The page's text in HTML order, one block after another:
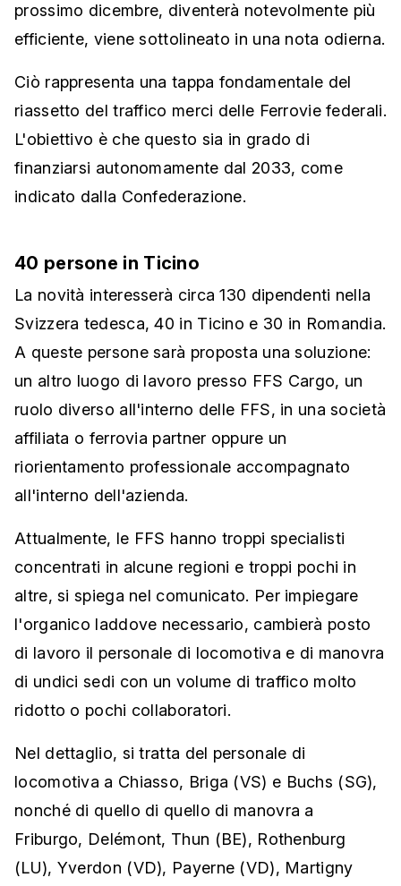
prossimo dicembre, diventerà notevolmente più
efficiente, viene sottolineato in una nota odierna.
Ciò rappresenta una tappa fondamentale del
riassetto del traffico merci delle Ferrovie federali.
L'obiettivo è che questo sia in grado di
finanziarsi autonomamente dal 2033, come
indicato dalla Confederazione.
40 persone in Ticino
La novità interesserà circa 130 dipendenti nella
Svizzera tedesca, 40 in Ticino e 30 in Romandia.
A queste persone sarà proposta una soluzione:
un altro luogo di lavoro presso FFS Cargo, un
ruolo diverso all'interno delle FFS, in una società
affiliata o ferrovia partner oppure un
riorientamento professionale accompagnato
all'interno dell'azienda.
Attualmente, le FFS hanno troppi specialisti
concentrati in alcune regioni e troppi pochi in
altre, si spiega nel comunicato. Per impiegare
l'organico laddove necessario, cambierà posto
di lavoro il personale di locomotiva e di manovra
di undici sedi con un volume di traffico molto
ridotto o pochi collaboratori.
Nel dettaglio, si tratta del personale di
locomotiva a Chiasso, Briga (VS) e Buchs (SG),
nonché di quello di quello di manovra a
Friburgo, Delémont, Thun (BE), Rothenburg
(LU), Yverdon (VD), Payerne (VD), Martigny